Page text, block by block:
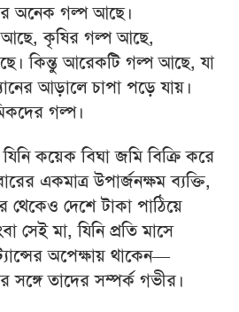
অনেক গল্প আছে।
কৃষির গল্প আছে,
কিন্তু আরেকটি গল্প আছে, যা
আড়ালে চাপা পড়ে যায়।
গল্প।
কয়েক বিঘা জমি বিক্রি করে
একমাত্র উপার্জনক্ষম ব্যক্তি,
থেকেও দেশে টাকা পাঠিয়ে
সেই মা, যিনি প্রতি মাসে
অপেক্ষায় থাকেন—
সঙ্গে তাদের সম্পর্ক গভীর।